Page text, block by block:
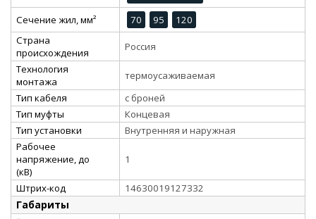
Сечение жил, мм²
70 95
120
Страна
происхождения
Россия
Технология
монтажа
термоусаживаемая
Тип кабеля
с броней
Тип муфты
Концевая
Тип установки
Внутренняя и наружная
Рабочее
напряжение, до
(кВ)
1
Штрих-код 14630019127332
Габариты